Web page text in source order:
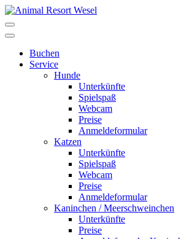
Buchen
Service
Hunde
Unterkünfte
Spielspaß
Webcam
Preise
Anmeldeformular
Katzen
Unterkünfte
Spielspaß
Webcam
Preise
Anmeldeformular
Kaninchen / Meerschweinchen
Unterkünfte
Preise